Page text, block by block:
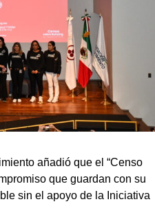
añadió que el “Censo
que guardan con su
sin el apoyo de la Iniciativa